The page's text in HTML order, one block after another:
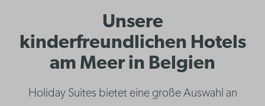
Unsere
kinderfreundlichen Hotels
am Meer in Belgien
Holiday Suites bietet eine große Auswahl an